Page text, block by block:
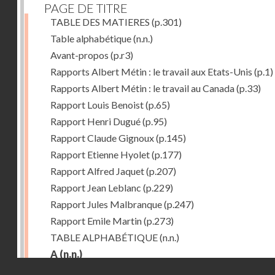
PAGE DE TITRE
TABLE DES MATIERES (p.301)
Table alphabétique(n.n.)
Avant-propos (p.r3)
Rapports Albert Métin : le travail aux Etats-Unis (p.1)
Rapports Albert Métin : le travail au Canada(p.33)
Rapport Louis Benoist(p.65)
Rapport Henri Dugué(p.95)
Rapport Claude Gignoux(p.145)
Rapport Etienne Hyolet(p.177)
Rapport Alfred Jaquet(p.207)
Rapport Jean Leblanc (p.229)
Rapport Jules Malbranque(p.247)
Rapport Emile Martin(p.273)
TABLE ALPHABÉTIQUE(n.n.)
A (n.n.)